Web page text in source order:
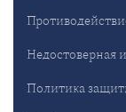
Недостоверная
Политика